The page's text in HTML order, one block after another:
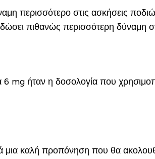
περισσότερο στις ασκήσεις
πιθανώς περισσότερη δύναμη
6 mg ήταν η δοσολογία που
μια καλή προπόνηση που θα